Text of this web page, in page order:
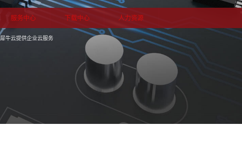
服务中心 下载中心 人力资源
犀牛云提供企业云服务